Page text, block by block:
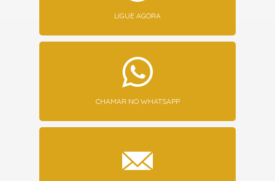
LIGUE AGORA
CHAMAR NO WHATSAPP